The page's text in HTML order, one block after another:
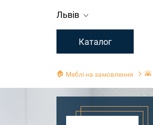
Львів
Каталог
🏠 Меблі на замовлення 🌇